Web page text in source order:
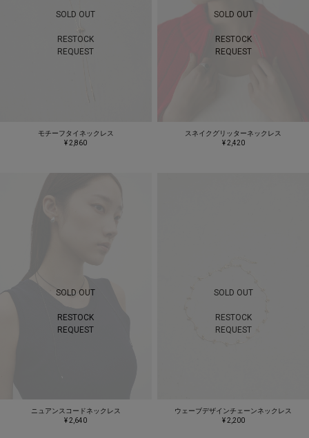
SOLD OUT
RESTOCK
REQUEST
モチーフタイネックレス
¥ 2,860
SOLD OUT
RESTOCK
REQUEST
スネイクグリッターネックレス
¥ 2,420
SOLD OUT
RESTOCK
REQUEST
ニュアンスコードネックレス
¥ 2,640
SOLD OUT
RESTOCK
REQUEST
ウェーブデザインチェーンネックレス
¥ 2,200